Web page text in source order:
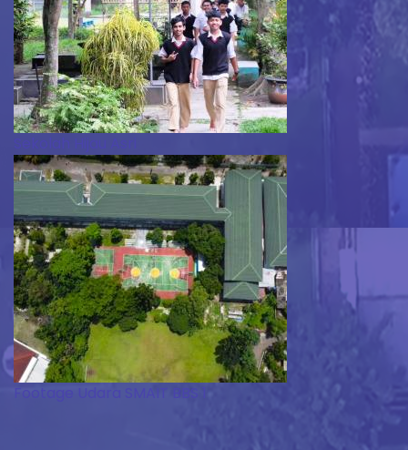
Sekolah Hijau Asri
Footage Udara SMAIT BBS 1